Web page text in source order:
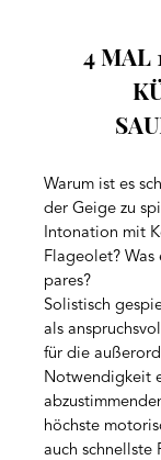
4 MAL
Warum ist es
der Geige zu
Intonation mit
Flageolet? Was
pares?
Solistisch
als
für die
Notwendigkeit
höchste
auch schnellste